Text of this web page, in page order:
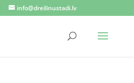
info@dreilinustadi.lv